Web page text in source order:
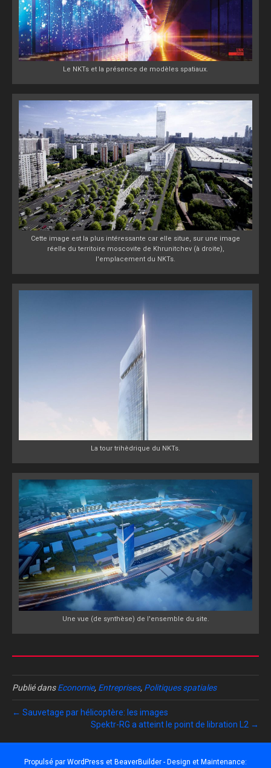
Le NKTs et la présence de modèles spatiaux.
Cette image est la plus intéressante car elle situe, sur une image
réelle du territoire moscovite de Khrunitchev (à droite),
l'emplacement du NKTs.
La tour trihèdrique du NKTs.
Une vue (de synthèse) de l'ensemble du site.
Publié dansEconomie, Entreprises, Politiques spatiales
← Sauvetage par hélicoptère: les images
Spektr-RG a atteint le point de libration L2 →
Propulsé par WordPress et BeaverBuilder - Design et Maintenance: